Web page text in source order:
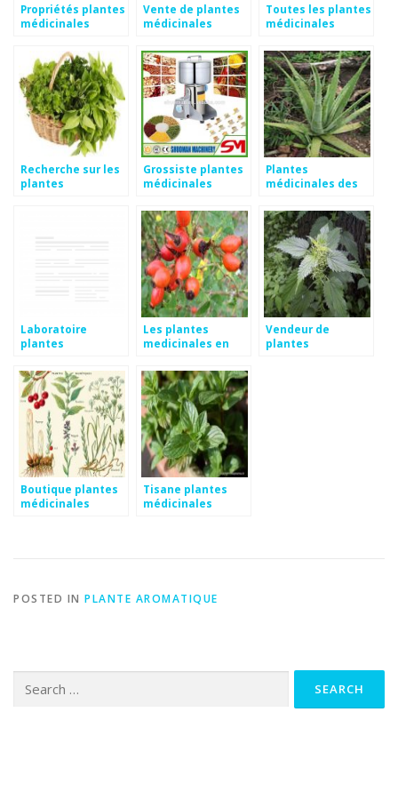
Propriétés plantes
médicinales
Vente de plantes
médicinales
Toutes les plantes
médicinales
Recherche sur les
plantes
Grossiste plantes
médicinales
Plantes
médicinales des
Laboratoire
plantes
Les plantes
medicinales en
Vendeur de
plantes
Boutique plantes
médicinales
Tisane plantes
médicinales
POSTED IN PLANTE AROMATIQUE
for: